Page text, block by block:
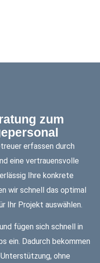
zum
erfassen durch
eine vertrauensvolle
Ihre konkrete
wir schnell das optimal
Ihr Projekt auswählen.
fügen sich schnell in
ein. Dadurch bekommen
ohne